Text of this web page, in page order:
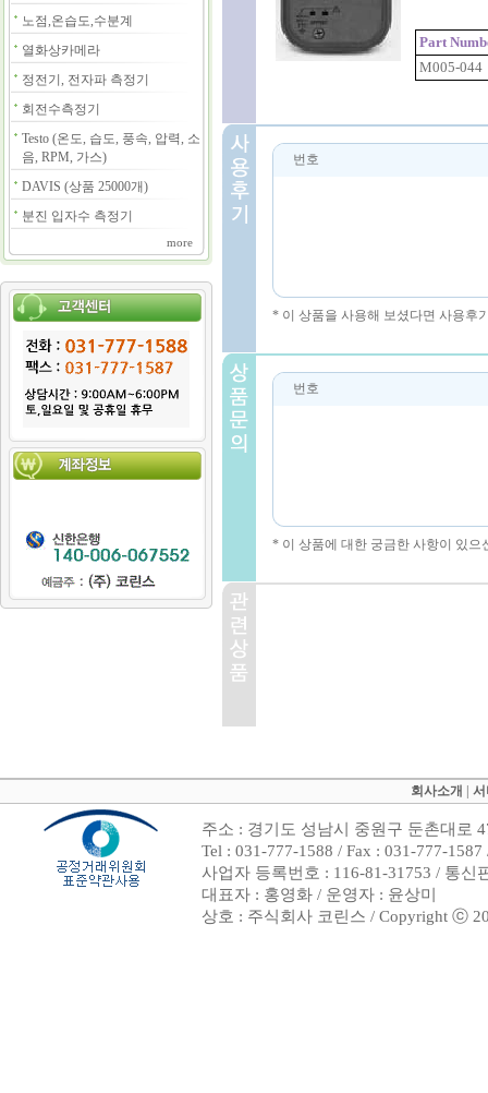
노점,온습도,수분계
열화상카메라
정전기, 전자파 측정기
회전수측정기
Testo (온도, 습도, 풍속, 압력, 소
음, RPM, 가스)
DAVIS (상품 25000개)
분진 입자수 측정기
more
Part
M005-044
번호
* 이 상품을 사용해 보셨다면 사용후
번호
* 이 상품에 대한 궁금한 사항이 있
회사소개
주소 : 경기도 성남시 중원구 둔촌대로
Tel : 031-777-1588 / Fax : 031-777-
사업자 등록번호 : 116-81-31753 / 통신
대표자 : 홍영화 / 운영자 : 윤상미
상호 : 주식회사 코린스 / Copyright ⓒ